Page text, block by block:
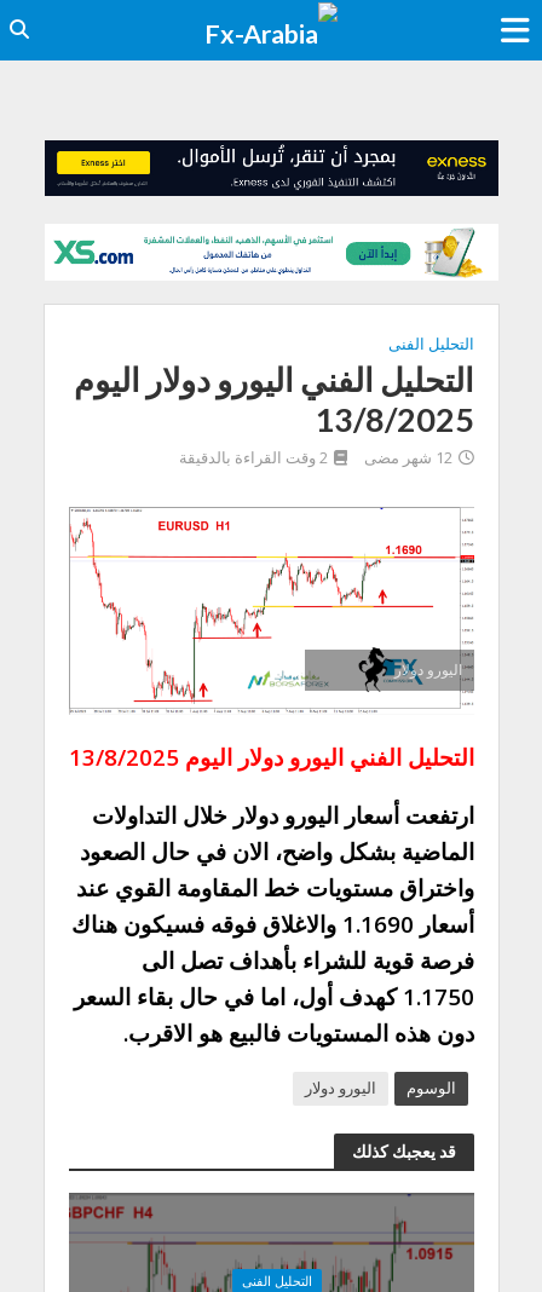
التحليل الفنى
التحليل الفني اليورو دولار اليوم
13/8/2025
12 شهر مضى 2 وقت القراءة بالدقيقة
اليورو دولار
التحليل الفني اليورو دولار اليوم 13/8/2025
ارتفعت أسعار اليورو دولار خلال التداولات
الماضية بشكل واضح، الان في حال الصعود
واختراق مستويات خط المقاومة القوي عند
أسعار 1.1690 والاغلاق فوقه فسيكون هناك
فرصة قوية للشراء بأهداف تصل الى
1.1750 كهدف أول، اما في حال بقاء السعر
دون هذه المستويات فالبيع هو الاقرب.
الوسوم اليورو دولار
قد يعجبك كذلك
التحليل الفنى